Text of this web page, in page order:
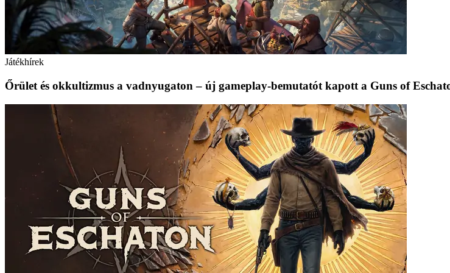
Játékhírek
Őrület és okkultizmus a vadnyugaton – új gameplay-bemutatót kapott a Guns of